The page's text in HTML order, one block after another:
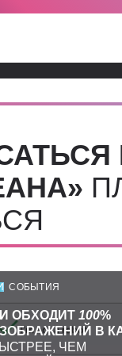
СОБЫТИЯ
ОБХОДИТ 100%
В
ЧЕМ